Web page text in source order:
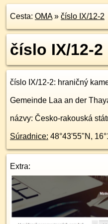
Cesta: OMA» číslo IX/12-2
číslo IX/12-2
číslo IX/12-2: hraničný
Gemeinde Laa an der
názvy: Česko-rakouská
Súradnice: 48°43'55"N ,
Extra: